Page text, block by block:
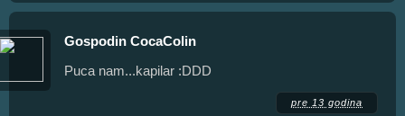
Gospodin CocaColin
Puca nam...kapilar :DDD
pre 13 godina